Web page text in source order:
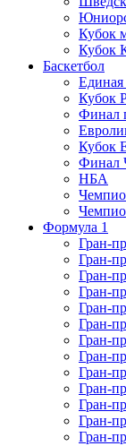
Кубок
Кубок
Баскетбол
Кубок
Финал
Кубок
Финал
НБА
Формула 1
Гран-
Гран-
Гран-
Гран-
Гран-
Гран-
Гран-
Гран-
Гран-
Гран-
Гран-
Гран-
Гран-